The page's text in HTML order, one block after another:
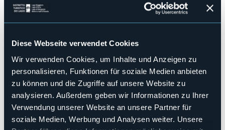
Diese Webseite verwendet Cookies
Wir verwenden Cookies, um Inhalte und Anzeigen zu
personalisieren, Funktionen für soziale Medien anbieten
zu können und die Zugriffe auf unsere Website zu
analysieren. Außerdem geben wir Informationen zu Ihrer
Verwendung unserer Website an unsere Partner für
soziale Medien, Werbung und Analysen weiter. Unsere
Hallenbad
No
Sì
Anzahl der Wohnungen
Anzahl der Betten
28
E-mail
info@casaevela.it